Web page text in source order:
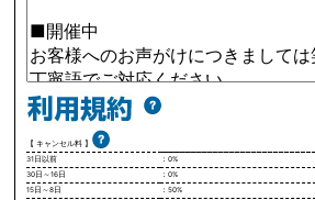
【 キャンセル料 】
31日以前
：0%
30日～16日
：0%
15日～8日
：50%